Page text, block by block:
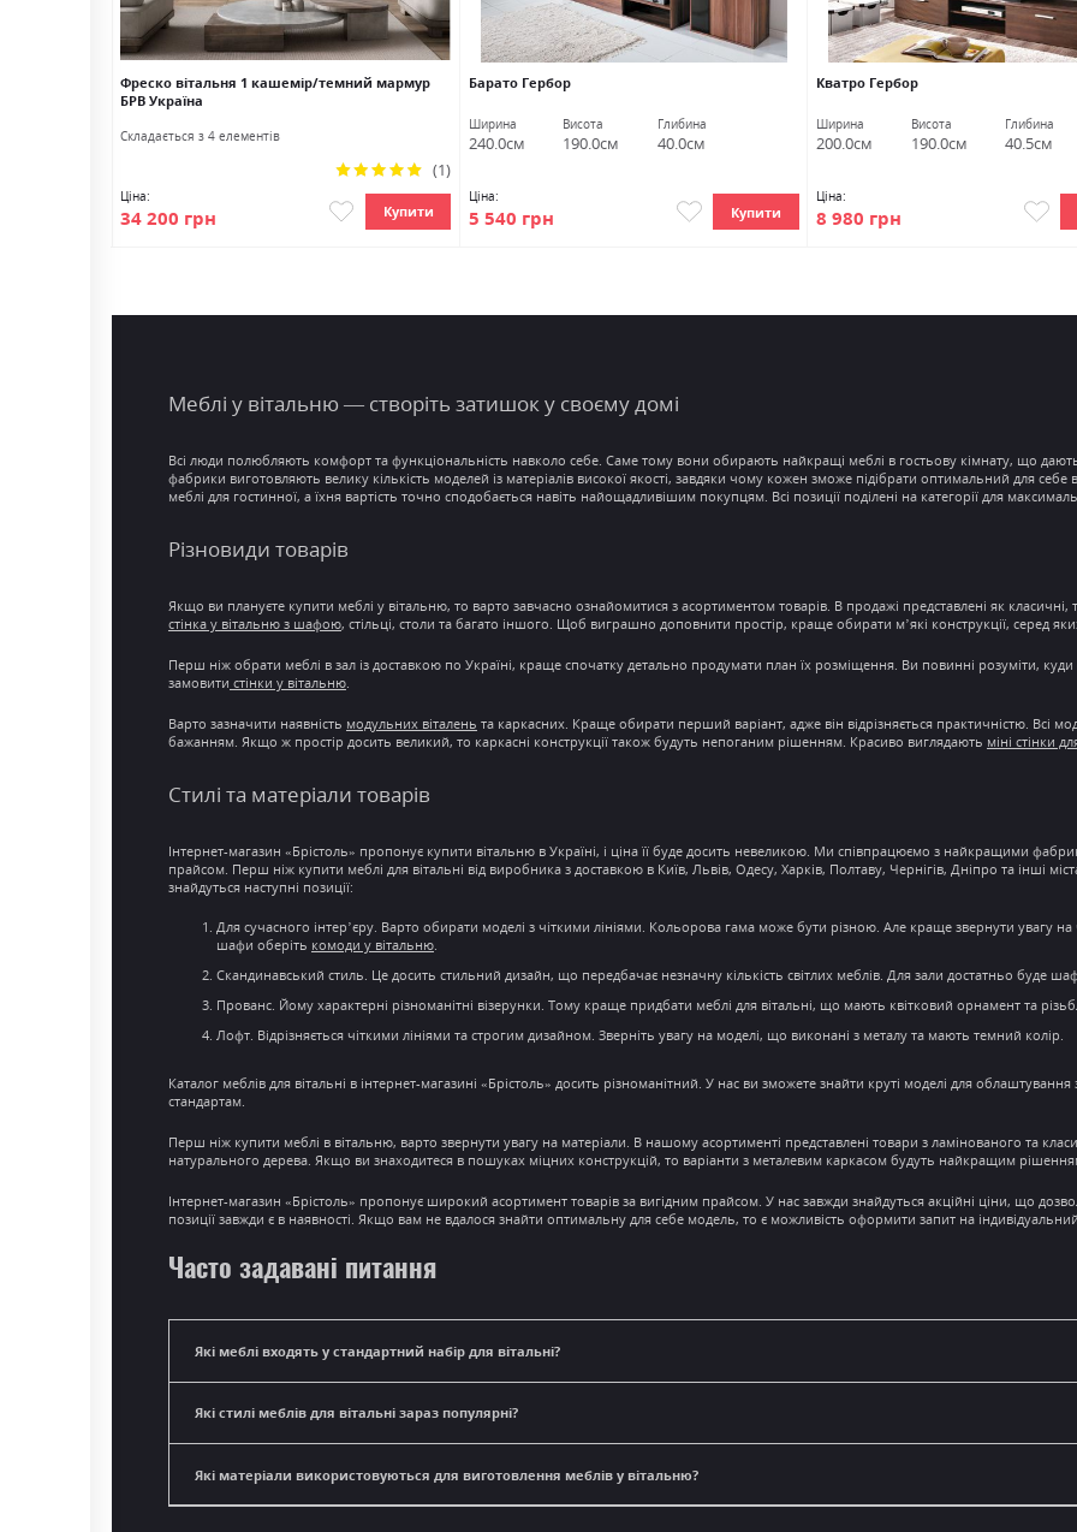
Фреско вітальня 1 кашемір/темний мармур
БРВ Україна
Cкладається з 4 елементів
Ціна:
34 200 грн
Рейтинг: (1)
Купити
Барато Гербор
Ширина
240.0см
Висота
190.0см
Глибина
40.0см
Ціна:
5 540 грн Купити
Кватро Гербор
Ширина
200.0см
Висота
190.0см
Глибина
40.5см
Ціна:
8 980 грн
Меблі у вітальню — створіть затишок у своєму домі
Всі люди полюбляють комфортта функціональність навколо себе. Саме тому вони обирають найкращі меблі в гостьову кімнату, що
фабрики виготовляють велику кількість моделей із матеріалів високої якості, завдяки чому кожен зможе підібрати оптимальний для себе
меблі для гостинної, а їхня вартість точно сподобається навіть найощадливішим покупцям. Всі позиції поділені на категорії для
Різновиди товарів
Якщо ви плануєте купити меблі у вітальню, то варто завчасно ознайомитися з асортиментом товарів. В продажі представлені як класичні,
стінка у вітальню з шафою, стільці, столи та багато іншого. Щоб виграшно доповнити простір, краще обирати м’які конструкції, серед
Перш ніж обрати меблі в заліз доставкою по Україні, краще спочатку детально продумати план їх розміщення. Ви повинні розуміти,
замовити стінки у вітальню.
Варто зазначити наявність модульних віталень та каркасних. Краще обирати перший варіант, адже він відрізняється практичністю. Всі
бажанням. Якщо ж простір досить великий, то каркасні конструкції також будуть непоганим рішенням. Красиво виглядають міні стінки
Стилі та матеріали товарів
Інтернет-магазин «Брістоль» пропонує купити вітальню в Україні, і цінаїї буде досить невеликою. Ми співпрацюємо з найкращими
прайсом. Перш ніж купити меблі для вітальні від виробника з доставкоюв Київ, Львів, Одесу, Харків, Полтаву, Чернігів, Дніпро та інші
знайдуться наступні позиції:
Для сучасного інтер’єру. Варто обирати моделі з чіткими лініями. Кольорова гама може бути різною. Але краще звернути увагу
шафи оберіть комоди у вітальню.
Скандинавський стиль. Це досить стильний дизайн, що передбачає незначну кількість світлих меблів. Для зали достатньо буде
Прованс. Йому характерні різноманітні візерунки. Тому краще придбати меблі для вітальні, що мають квітковий орнамент та
Лофт. Відрізняється чіткими лініями та строгим дизайном. Зверніть увагу на моделі, що виконані з металу та мають темний колір.
Каталог меблів для вітальні в інтернет-магазині «Брістоль» досить різноманітний. У нас ви зможете знайти круті моделі для облаштування
стандартам.
Перш ніж купити меблі в вітальню, варто звернути увагу на матеріали. В нашому асортименті представлені товари з ламінованого та
натурального дерева. Якщо ви знаходитеся в пошуках міцних конструкцій, то варіанти з металевим каркасом будуть найкращим
Інтернет-магазин «Брістоль» пропонує широкий асортимент товарів за вигідним прайсом. У нас завжди знайдуться акційні ціни, що
позиції завжди є в наявності. Якщо вам не вдалося знайти оптимальну для себе модель, то є можливість оформити запит на
Часто задавані питання
Які меблі входять у стандартний набір для вітальні?
Які стилі меблів для вітальні зараз популярні?
Які матеріали використовуються для виготовлення меблів у вітальню?